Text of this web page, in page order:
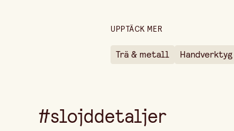
UPPTÄCK MER
Trä & metall Handverktyg
#slojddetaljer